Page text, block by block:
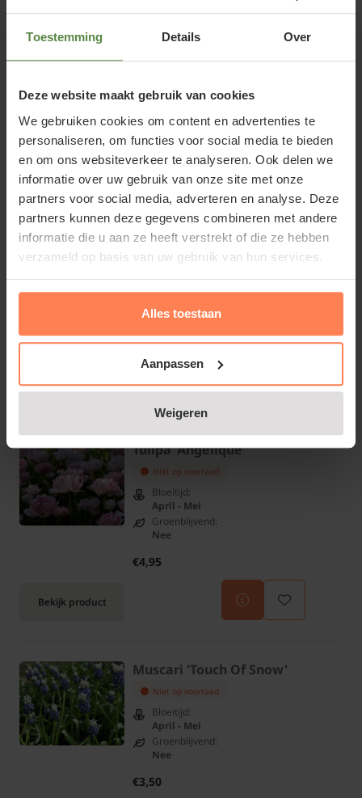
Toestemming Details Over
Deze website maakt gebruik van cookies
We gebruiken cookies om content en advertenties te
personaliseren, om functies voor social media te bieden
en om ons websiteverkeer te analyseren. Ook delen we
informatie over uw gebruik van onze site met onze
partners voor social media, adverteren en analyse. Deze
partners kunnen deze gegevens combineren met andere
informatie die u aan ze heeft verstrekt of die ze hebben
verzameld op basis van uw gebruik van hun services.
Alles toestaan
Aanpassen
Weigeren
Bekijk product
Tulipa 'Black Hero'
Niet op voorraad
Nee
€6,50
Bekijk product
Tulipa 'Prinses Irene'
Niet op voorraad
Nee
€4,95
Bekijk product
Tulipa 'Angelique'
Niet op voorraad
Bloeitijd:
April - Mei
Groenblijvend:
Nee
€4,95
Muscari 'Touch Of Snow'
Niet op voorraad
Bloeitijd:
April - Mei
Groenblijvend:
Nee
€3,50